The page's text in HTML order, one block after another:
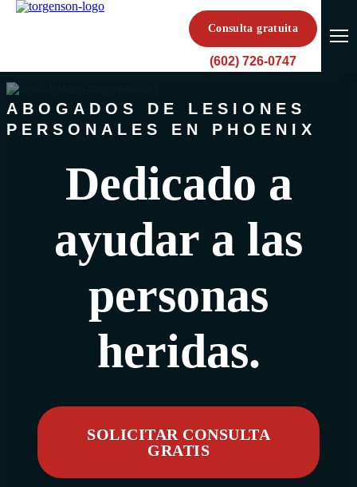
Consulta gratuita
(602) 726-0747
ABOGADOS DE LESIONES
PERSONALES EN PHOENIX
Dedicado a
ayudar a las
personas
heridas.
SOLICITAR CONSULTA
GRATIS